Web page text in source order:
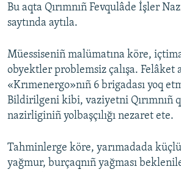
RFE/RS bütün saytları
Bu aqta Qırımnıñ Fevqulâde İşler
saytında aytıla.
Müessiseniñ malümatına köre,
obyektler problemsiz çalışa. Felâket
«Krımenergo»nıñ 6 brigadası yoq
Bildirilgeni kibi, vaziyetni Qırımnıñ
nazirliginiñ yolbaşçılığı nezaret ete.
Tahminlerge köre, yarımadada
yağmur, burçaqnıñ yağması